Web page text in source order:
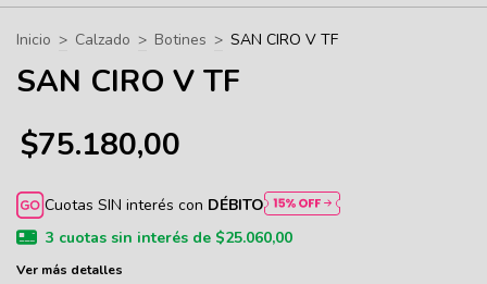
Inicio > Calzado > Botines > SAN CIRO V TF
SAN CIRO V TF
$75.180,00
Cuotas SIN interés con DÉBITO
3 cuotas sin interés de $25.060,00
Ver más detalles